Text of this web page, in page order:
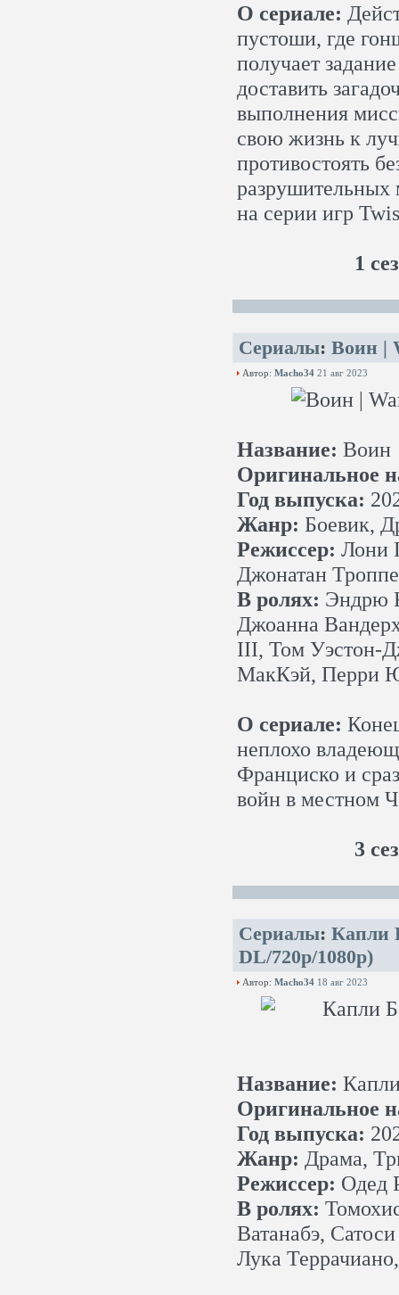
О сериале:
пустоши, где
получает
доставить
выполнения
свою жизнь к
противостоять
разрушительных
на серии игр
1
Сериалы: Воин |
Автор: Macho34 21 авг 2023
Название: Воин
Оригинальное
Год выпуска:
Жанр: Боевик,
Режиссер: Лони
Джонатан
В ролях: Эндрю
Джоанна
III, Том Уэстон-
МакКэй, Перри
О сериале:
неплохо
Франциско и
войн в местном
3
Сериалы: Капли
DL/720p/1080p)
Автор: Macho34 18 авг 2023
Название:
Оригинальное
Год выпуска:
Жанр: Драма,
Режиссер: Одед
В ролях:
Ватанабэ,
Лука